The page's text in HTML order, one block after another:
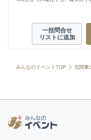
一括問合せ
リストに追加
みんなのイベントTOP 北関東